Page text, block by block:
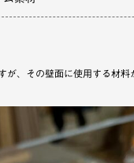
、その壁面に使用する材料